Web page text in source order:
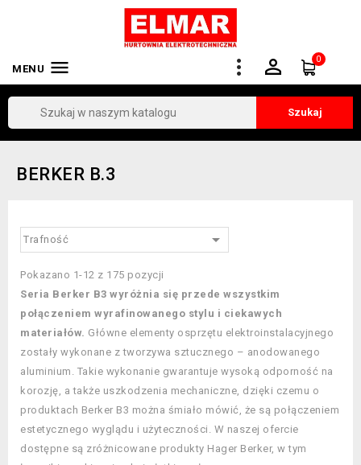
MENU  0

Szukaj
BERKER B.3
Trafność 
Pokazano 1-12 z 175 pozycji
Seria Berker B3 wyróżnia się przede wszystkim
połączeniem wyrafinowanego stylu i ciekawych
materiałów. Główne elementy osprzętu elektroinstalacyjnego
zostały wykonane z tworzywa sztucznego – anodowanego
aluminium. Takie wykonanie gwarantuje wysoką odporność na
korozję, a także uszkodzenia mechaniczne, dzięki czemu o
produktach Berker B3 można śmiało mówić, że są połączeniem
estetycznego wyglądu i użyteczności. W naszej ofercie
dostępne są zróżnicowane produkty Hager Berker, w tym